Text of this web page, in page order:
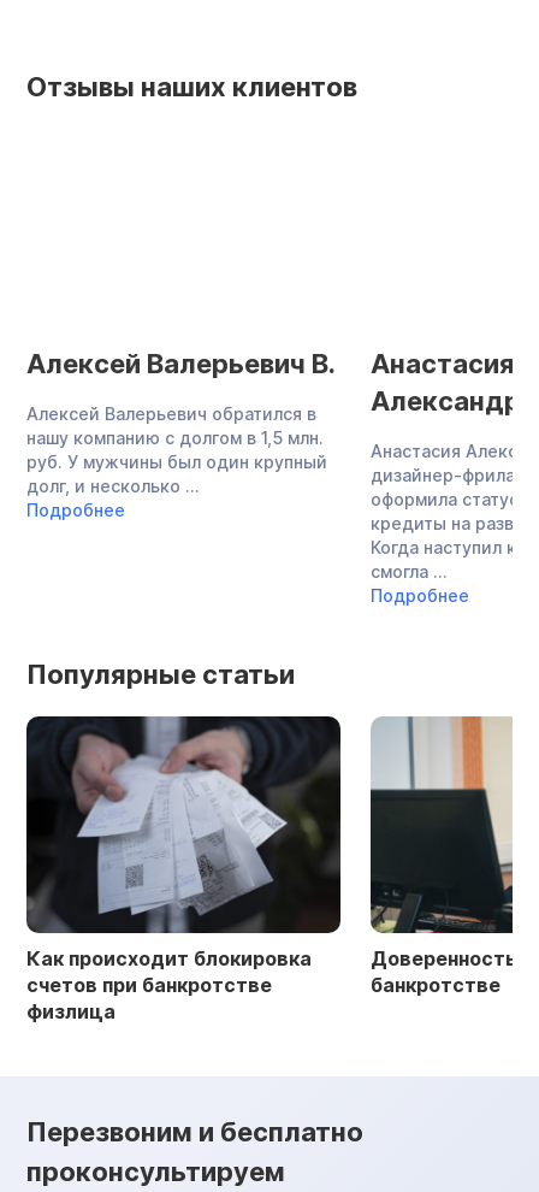
Отзывы наших клиентов
Алексей Валерьевич В.
Алексей Валерьевич обратился в
нашу компанию с долгом в 1,5 млн.
руб. У мужчины был один крупный
долг, и несколько ...
Подробнее
Анастасия
Анастасия
дизайнер-
оформила статус
кредиты на
Когда наступил
смогла ...
Подробнее
Популярные статьи
Как происходит блокировка
счетов при банкротстве
физлица
Доверенность
банкротстве
Перезвоним и бесплатно
проконсультируем